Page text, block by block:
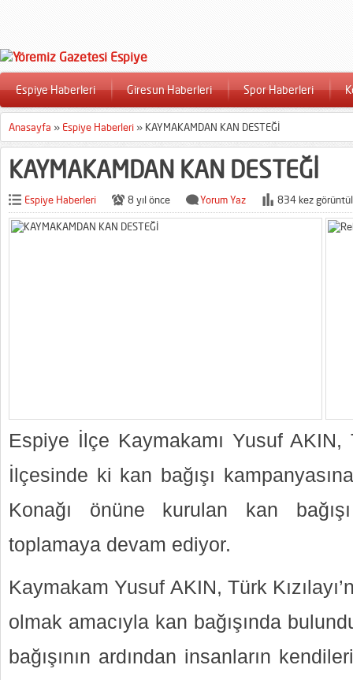
Espiye Haberleri Giresun Haberleri Spor Haberleri
Anasayfa » Espiye Haberleri » KAYMAKAMDAN KAN DESTEĞİ
KAYMAKAMDAN KAN DESTEĞİ
Espiye Haberleri 8 yıl önce Yorum Yaz 834 kez
Espiye İlçe Kaymakamı Yusuf AKIN,
İlçesinde ki kan bağışı
Konağı önüne kurulan kan
toplamaya devam ediyor.
Kaymakam Yusuf AKIN, Türk
olmak amacıyla kan bağışında
bağışının ardından insanların